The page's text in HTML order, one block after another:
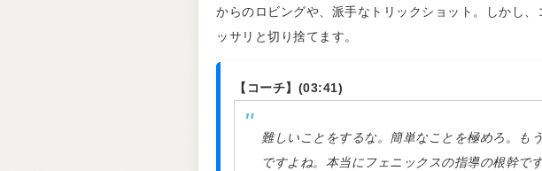
からのロビングや、派手なトリックショット。しかし、
ッサリと切り捨てます。
【コーチ】(03:41)
難しいことをするな。簡単なことを極めろ。も
ですよね。本当にフェニックスの指導の根幹で